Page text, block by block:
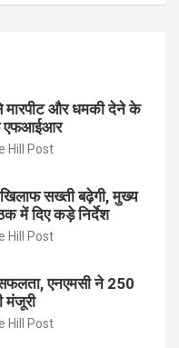
मारपीट और धमकी देने के
एफआईआर
Hill Post
सख्ती बढ़ेगी, मुख्य
में दिए कड़े निर्देश
Hill Post
सफलता, एनएमसी ने 250
मंजूरी
Hill Post